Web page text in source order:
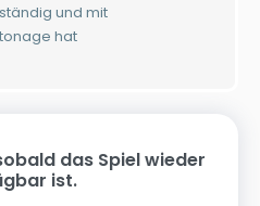
und mit
hat
das Spiel wieder
ist.